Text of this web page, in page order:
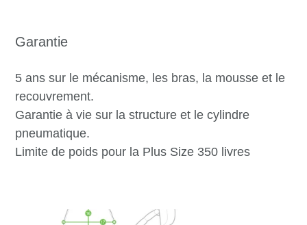
Garantie
5 ans sur le mécanisme, les bras, la mousse et le
recouvrement.
Garantie à vie sur la structure et le cylindre
pneumatique.
Limite de poids pour la Plus Size 350 livres